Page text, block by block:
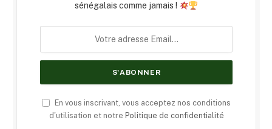
sénégalais comme jamais !
En vous inscrivant, vous acceptez nos conditions
d'utilisation et notre Politique de confidentialité